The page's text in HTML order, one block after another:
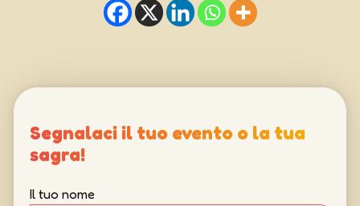
Segnalaci il tuo evento o la tua
sagra!
Il tuo nome